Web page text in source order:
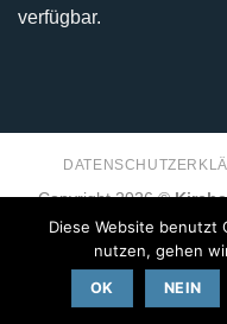
verfügbar.
Copyright 2026 ©
kleinzweidrei
Diese Website benutzt
nutzen, gehen
OK NEIN